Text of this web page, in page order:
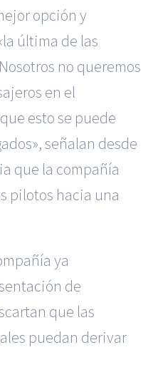
opción y
última de las
no queremos
en el
esto se puede
señalan desde
que la compañía
pilotos hacia una
ya
de
que las
puedan derivar